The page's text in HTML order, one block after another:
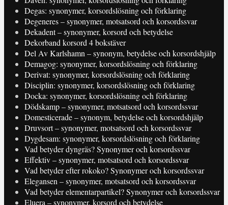
Degas: synonymer, korsordslösning och förklaring
Degeneres – synonymer, motsatsord och korsordssvar
Dekadent – synonymer, korsord och betydelse
Dekorband korsord 4 bokstäver
Del Av Karlshamn – synonym, betydelse och korsordshjälp
Demagog: synonymer, korsordslösning och förklaring
Derivat: synonymer, korsordslösning och förklaring
Disciplin: synonymer, korsordslösning och förklaring
Docka: synonymer, korsordslösning och förklaring
Dödskamp – synonymer, motsatsord och korsordssvar
Domesticerade – synonym, betydelse och korsordshjälp
Druvsort – synonymer, motsatsord och korsordssvar
Dygdesam: synonymer, korsordslösning och förklaring
Vad betyder dyngräs? Synonymer och korsordssvar
Effektiv – synonymer, motsatsord och korsordssvar
Vad betyder efter rokoko? Synonymer och korsordssvar
Elegansen – synonymer, motsatsord och korsordssvar
Vad betyder elementarpartikel? Synonymer och korsordssvar
Eluera – synonymer, korsord och betydelse